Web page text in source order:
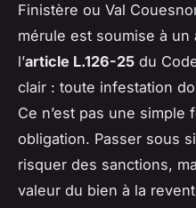
Finistère ou Val
mérule est soumise à
l’article L.126-25 du
clair : toute infestation
Ce n’est pas une simple
obligation. Passer sous
risquer des sanctions,
valeur du bien à la